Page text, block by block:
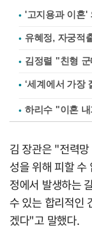
'고지용과 이혼'
유혜정, 자궁적
김정렬 "친형
하리수 "이혼
김 장관은 "전력
성을 위해 피할
정에서 발생하는
수 있는 합리적인
겠다"고 말했다.